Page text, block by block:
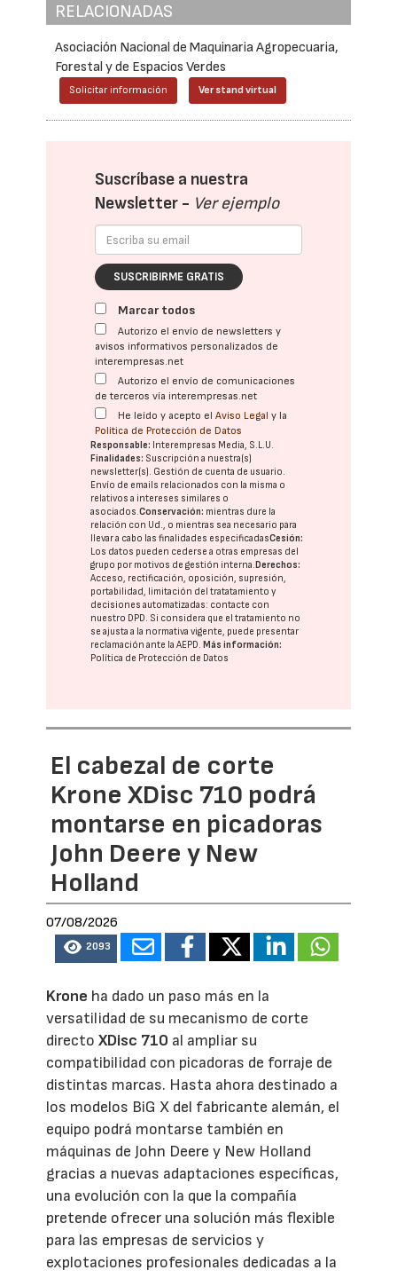
RELACIONADAS
Asociación Nacional de Maquinaria Agropecuaria,
Forestal y de Espacios Verdes
Solicitar información Ver stand virtual
Suscríbase a nuestra
Newsletter - Ver ejemplo
SUSCRIBIRME GRATIS
Marcar todos
Autorizo el envío de newsletters y
avisos informativos personalizados de
interempresas.net
Autorizo el envío de comunicaciones
de terceros vía interempresas.net
He leído y acepto elAviso Legal y la
Política de Protección de Datos
Responsable: Interempresas Media, S.L.U.
Finalidades: Suscripción a nuestra(s)
newsletter(s). Gestión de cuenta de usuario.
Envío de emails relacionados con la misma o
relativos a intereses similares o
asociados.Conservación: mientras dure la
relación con Ud., o mientras sea necesario para
llevar a cabo las finalidades especificadasCesión:
Los datos pueden cederse a otras empresas del
grupo por motivos de gestión interna. Derechos:
Acceso, rectificación, oposición, supresión,
portabilidad, limitación del tratatamiento y
decisiones automatizadas: contacte con
nuestro DPD. Si considera que el tratamiento no
se ajusta a la normativa vigente, puede presentar
reclamación ante laAEPD. Más información:
Política de Protección de Datos
El cabezal de corte
Krone XDisc 710 podrá
montarse en picadoras
John Deere y New
Holland
07/08/2026
2093
Krone ha dado un paso más en la
versatilidad de su mecanismo de corte
directoXDisc 710 al ampliar su
compatibilidad con picadoras de forraje de
distintas marcas. Hasta ahora destinado a
los modelos BiG X del fabricante alemán, el
equipo podrá montarse también en
máquinas de John Deere y New Holland
gracias a nuevas adaptaciones específicas,
una evolución con la que la compañía
pretende ofrecer una solución más flexible
para las empresas de servicios y
explotaciones profesionales dedicadas a la